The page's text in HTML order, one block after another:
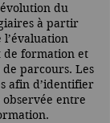
du
à partir
de formation et
parcours. Les
afin d’identifier
entre